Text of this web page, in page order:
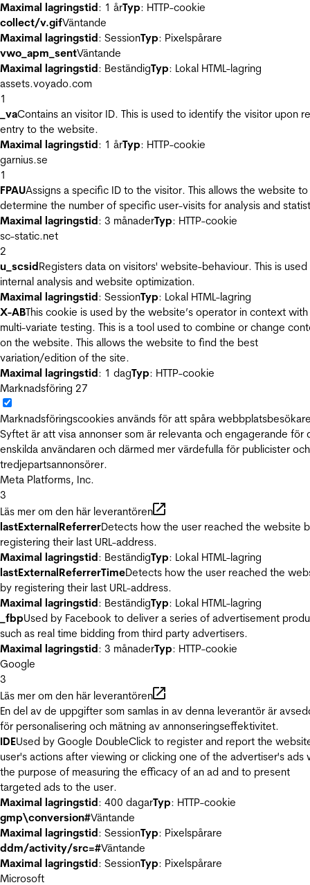
Maximal lagringstid: 1 årTyp: HTTP-cookie
collect/v.gifVäntande
Maximal lagringstid: SessionTyp: Pixelspårare
vwo_apm_sentVäntande
Maximal lagringstid: BeständigTyp: Lokal HTML-lagring
assets.voyado.com
1
_vaContains an visitor ID. This is used to identify the visitor upon
entry to the website.
Maximal lagringstid: 1 årTyp: HTTP-cookie
garnius.se
1
FPAUAssigns a specific ID to the visitor. This allows the website to
determine the number of specific user-visits for analysis and
Maximal lagringstid: 3 månaderTyp: HTTP-cookie
sc-static.net
2
u_scsidRegisters data on visitors' website-behaviour. This is
internal analysis and website optimization.
Maximal lagringstid: SessionTyp: Lokal HTML-lagring
X-ABThis cookie is used by the website’s operator in context with
multi-variate testing. This is a tool used to combine or change
on the website. This allows the website to find the best
variation/edition of the site.
Maximal lagringstid: 1 dagTyp: HTTP-cookie
Marknadsföring 27
Marknadsföringscookies används för att spåra
Syftet är att visa annonser som är relevanta och engagerande för
enskilda användaren och därmed mer värdefulla för publicister och
tredjepartsannonsörer.
Meta Platforms, Inc.
3
Läs mer om den här leverantören
lastExternalReferrerDetects how the user reached the website
registering their last URL-address.
Maximal lagringstid: BeständigTyp: Lokal HTML-lagring
lastExternalReferrerTimeDetects how the user reached the
by registering their last URL-address.
Maximal lagringstid: BeständigTyp: Lokal HTML-lagring
_fbpUsed by Facebook to deliver a series of advertisement
such as real time bidding from third party advertisers.
Maximal lagringstid: 3 månaderTyp: HTTP-cookie
Google
3
Läs mer om den här leverantören
En del av de uppgifter som samlas in av denna leverantör är
för personalisering och mätning av annonseringseffektivitet.
IDEUsed by Google DoubleClick to register and report the
user's actions after viewing or clicking one of the advertiser's ads
the purpose of measuring the efficacy of an ad and to present
targeted ads to the user.
Maximal lagringstid: 400 dagarTyp: HTTP-cookie
gmp\conversion#Väntande
Maximal lagringstid: SessionTyp: Pixelspårare
ddm/activity/src=#Väntande
Maximal lagringstid: SessionTyp: Pixelspårare
Microsoft